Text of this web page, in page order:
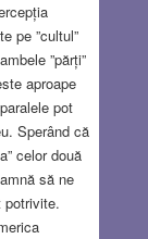
pe ”cultul”
”părți”
aproape
pot
Sperând că
celor două
să ne
potrivite.